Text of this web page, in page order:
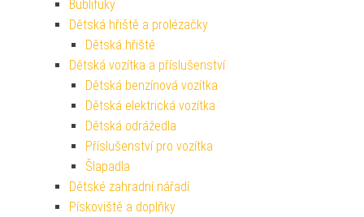
Bublifuky
Dětská hřiště a prolézačky
Dětská hřiště
Dětská vozítka a příslušenství
Dětská benzínová vozítka
Dětská elektrická vozítka
Dětská odrážedla
Příslušenství pro vozítka
Šlapadla
Dětské zahradní nářadí
Pískoviště a doplňky